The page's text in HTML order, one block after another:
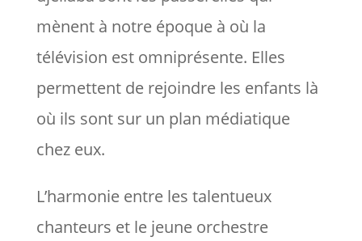
mènent à notre époque à où la
télévision est omniprésente. Elles
permettent de rejoindre les enfants là
où ils sont sur un plan médiatique
chez eux.
L’harmonie entre les talentueux
chanteurs et le jeune orchestre